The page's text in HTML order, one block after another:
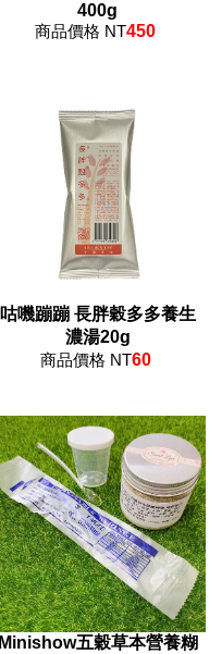
400g
商品價格 NT450
咕嘰蹦蹦 長胖穀多多養生
濃湯20g
商品價格 NT60
Minishow五穀草本營養糊